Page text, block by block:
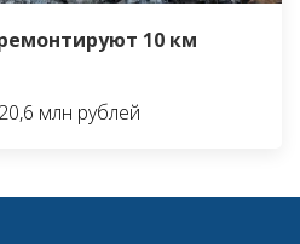
10 км
млн рублей